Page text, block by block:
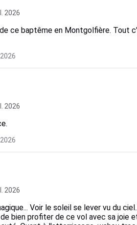
2026
ce baptême en Montgolfière. Tout
2026
2026
Voir le soleil se lever vu du
de bien profiter de ce vol avec sa joie